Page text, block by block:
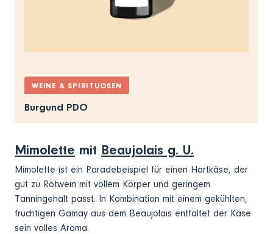
WEINE & SPIRITUOSEN
Burgund PDO
Mimolette mit Beaujolais g. U.
Mimolette ist ein Paradebeispiel für einen Hartkäse, der
gut zu Rotwein mit vollem Körper und geringem
Tanningehalt passt. In Kombination mit einem gekühlten,
fruchtigen Gamay aus dem Beaujolais entfaltet der Käse
sein volles Aroma.